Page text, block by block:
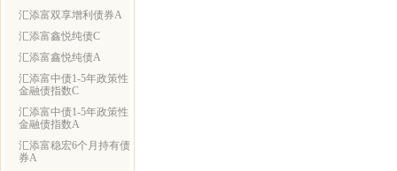
汇添富双享增利债券A
汇添富鑫悦纯债C
汇添富鑫悦纯债A
汇添富中债1-5年政策性
金融债指数C
汇添富中债1-5年政策性
金融债指数A
汇添富稳宏6个月持有债
券A